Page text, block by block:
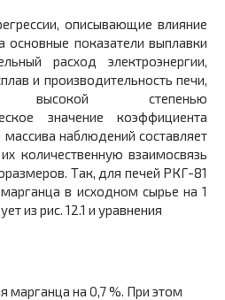
описывающие влияние
показатели выплавки
расход электроэнергии,
и производительность печи,
степенью
значение коэффициента
наблюдений составляет
количественную взаимосвязь
Так, для печей РКГ-81
в исходном сырье на 1
из рис. 12.1 и уравнения
марганца на 0,7 %. При этом